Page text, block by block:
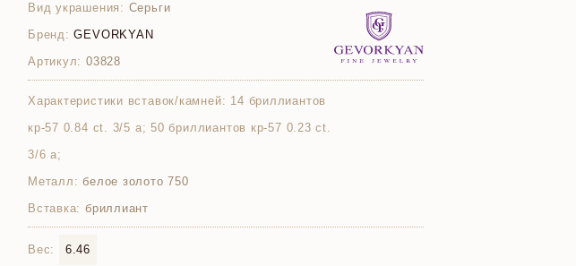
Вид украшения: Серьги
Бренд: GEVORKYAN
Артикул: 03828
Характеристики вставок/камней: 14 бриллиантов
кр-57 0.84 ct. 3/5 а; 50 бриллиантов кр-57 0.23 ct.
3/6 а;
Металл: белое золото 750
Вставка: бриллиант
Вес: 6.46